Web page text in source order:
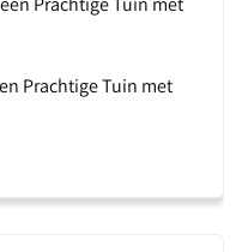
Prachtige Tuin met